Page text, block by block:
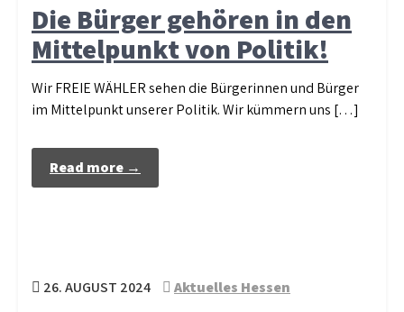
Die Bürger gehören in den
Mittelpunkt von Politik!
Wir FREIE WÄHLER sehen die Bürgerinnen und Bürger
im Mittelpunkt unserer Politik. Wir kümmern uns […]
Read more →
26. AUGUST 2024 Aktuelles Hessen